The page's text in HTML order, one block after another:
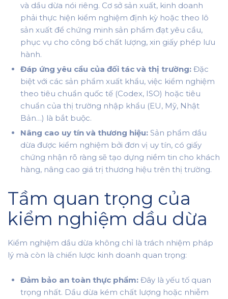
và dầu dừa nói riêng. Cơ sở sản xuất, kinh doanh
phải thực hiện kiểm nghiệm định kỳ hoặc theo lô
sản xuất để chứng minh sản phẩm đạt yêu cầu,
phục vụ cho công bố chất lượng, xin giấy phép lưu
hành.
Đáp ứng yêu cầu của đối tác và thị trường: Đặc
biệt với các sản phẩm xuất khẩu, việc kiểm nghiệm
theo tiêu chuẩn quốc tế (Codex, ISO) hoặc tiêu
chuẩn của thị trường nhập khẩu (EU, Mỹ, Nhật
Bản…) là bắt buộc.
Nâng cao uy tín và thương hiệu: Sản phẩm dầu
dừa được kiểm nghiệm bởi đơn vị uy tín, có giấy
chứng nhận rõ ràng sẽ tạo dựng niềm tin cho khách
hàng, nâng cao giá trị thương hiệu trên thị trường.
Tầm quan trọng của
kiểm nghiệm dầu dừa
Kiểm nghiệm dầu dừa không chỉ là trách nhiệm pháp
lý mà còn là chiến lược kinh doanh quan trọng:
Đảm bảo an toàn thực phẩm: Đây là yếu tố quan
trọng nhất. Dầu dừa kém chất lượng hoặc nhiễm